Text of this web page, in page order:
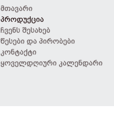
მთავარი
პროდუქცია
ჩვენს შესახებ
წესები და პირობები
კონტაქტი
ყოველდღიური კალენდარი